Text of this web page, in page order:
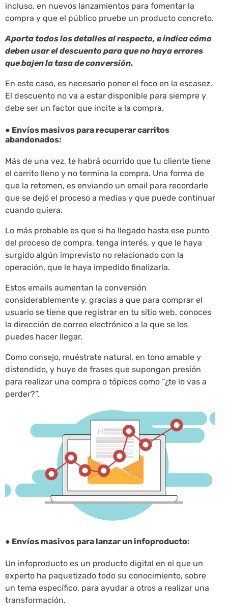
incluso, en nuevos lanzamientos para fomentar la
compra y que el público pruebe un producto concreto.
Aporta todos los detalles al respecto, e indica cómo
deben usar el descuento para que no haya errores
que bajen la tasa de conversión.
En este caso, es necesario poner el foco en la escasez.
El descuento no va a estar disponible para siempre y
debe ser un factor que incite a la compra.
● Envíos masivos para recuperar carritos
abandonados:
Más de una vez, te habrá ocurrido que tu cliente tiene
el carrito lleno y no termina la compra. Una forma de
que la retomen, es enviando un email para recordarle
que se dejó el proceso a medias y que puede continuar
cuando quiera.
Lo más probable es que si ha llegado hasta ese punto
del proceso de compra, tenga interés, y que le haya
surgido algún imprevisto no relacionado con la
operación, que le haya impedido finalizarla.
Estos emails aumentan la conversión
considerablemente y, gracias a que para comprar el
usuario se tiene que registrar en tu sitio web, conoces
la dirección de correo electrónico a la que se los
puedes hacer llegar.
Como consejo, muéstrate natural, en tono amable y
distendido, y huye de frases que supongan presión
para realizar una compra o tópicos como “¿te lo vas a
perder?”.
● Envíos masivos para lanzar un infoproducto:
Un infoproducto es un producto digital en el que un
experto ha paquetizado todo su conocimiento, sobre
un tema específico, para ayudar a otros a realizar una
transformación.